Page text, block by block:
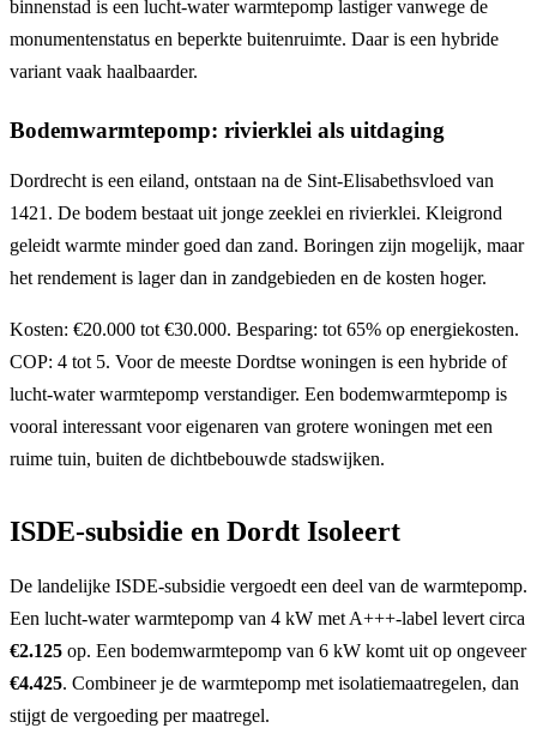
binnenstad is een lucht-water warmtepomp lastiger vanwege de
monumentenstatus en beperkte buitenruimte. Daar is een hybride
variant vaak haalbaarder.
Bodemwarmtepomp: rivierklei als uitdaging
Dordrecht is een eiland, ontstaan na de Sint-Elisabethsvloed van
1421. De bodem bestaat uit jonge zeeklei en rivierklei. Kleigrond
geleidt warmte minder goed dan zand. Boringen zijn mogelijk, maar
het rendement is lager dan in zandgebieden en de kosten hoger.
Kosten: €20.000 tot €30.000. Besparing: tot 65% op energiekosten.
COP: 4 tot 5. Voor de meeste Dordtse woningen is een hybride of
lucht-water warmtepomp verstandiger. Een bodemwarmtepomp is
vooral interessant voor eigenaren van grotere woningen met een
ruime tuin, buiten de dichtbebouwde stadswijken.
ISDE-subsidie en Dordt Isoleert
De landelijke ISDE-subsidie vergoedt een deel van de warmtepomp.
Een lucht-water warmtepomp van 4 kW met A+++-label levert circa
€2.125 op. Een bodemwarmtepomp van 6 kW komt uit op ongeveer
€4.425. Combineer je de warmtepomp met isolatiemaatregelen, dan
stijgt de vergoeding per maatregel.